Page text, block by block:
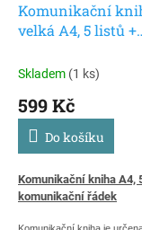
Komunikační
velká A4, 5 listů +
modrá
Skladem (1 ks)
599 Kč
Do košíku
Komunikační kniha A4,
komunikační řádek